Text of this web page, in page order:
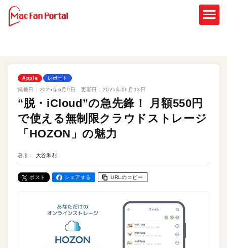
Apple レポート
掲載日： 2025年6月9日 更新日： 2025年06月13日
“脱・iCloud”の急先鋒！ 月額550円
で使える無制限クラウドストレージ
「HOZON」の魅力
著者： 大谷和利
ポスト シェアする URLのコピー